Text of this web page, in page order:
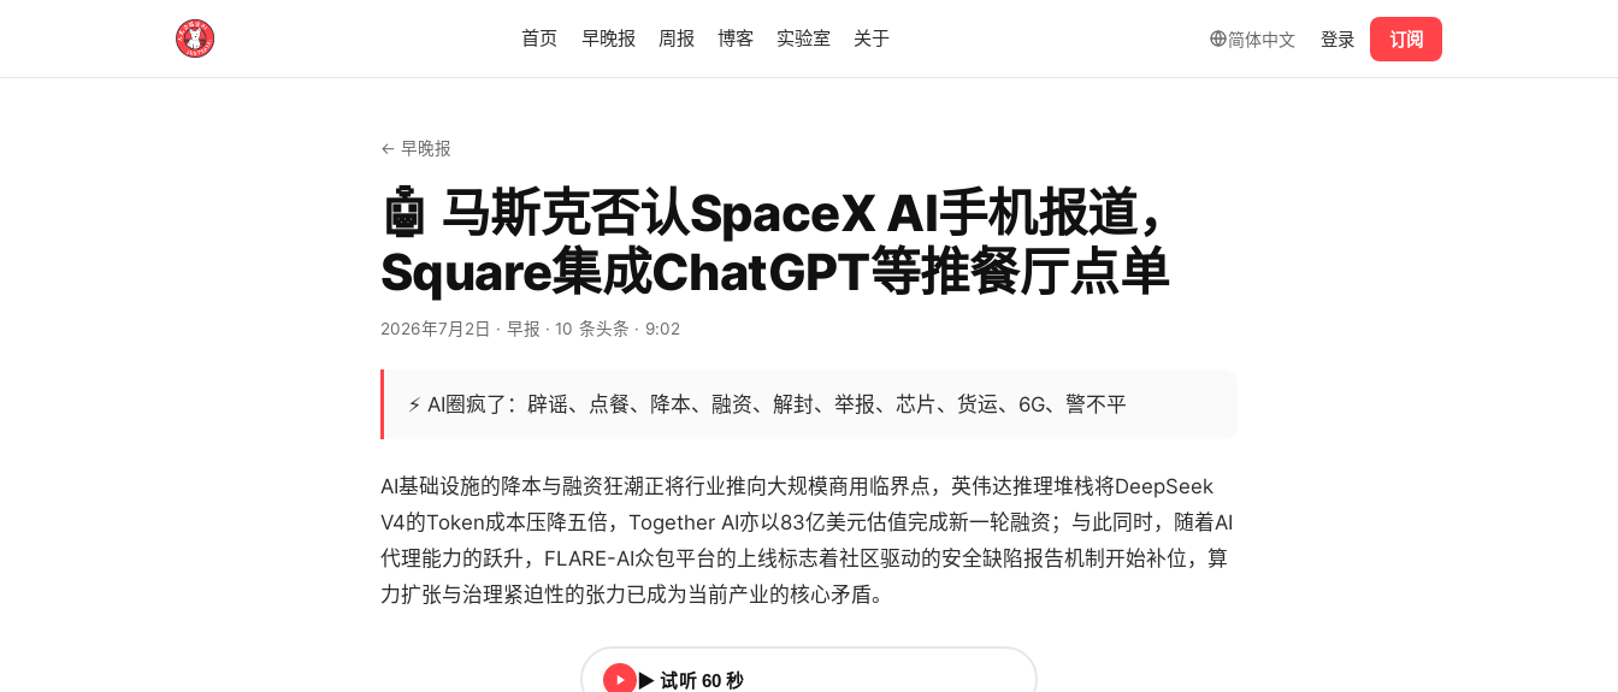
首页 早晚报 周报 博客 实验室 关于 简体中文 登录 订阅
← 早晚报
🤖 马斯克否认SpaceX AI手机报道，
Square集成ChatGPT等推餐厅点单
2026年7月2日 · 早报 · 10 条头条 · 9:02
⚡ AI圈疯了：辟谣、点餐、降本、融资、解封、举报、芯片、货运、6G、警不平
AI基础设施的降本与融资狂潮正将行业推向大规模商用临界点，英伟达推理堆栈将DeepSeek
V4的Token成本压降五倍，Together AI亦以83亿美元估值完成新一轮融资；与此同时，随着AI
代理能力的跃升，FLARE-AI众包平台的上线标志着社区驱动的安全缺陷报告机制开始补位，算
力扩张与治理紧迫性的张力已成为当前产业的核心矛盾。
▶ 试听 60 秒